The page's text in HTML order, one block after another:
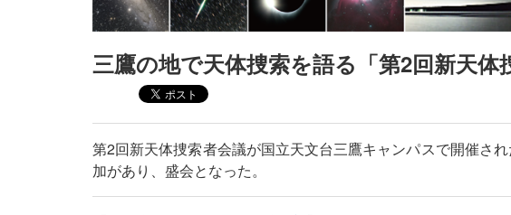
三鷹の地で天体捜索を語る「第2回新天体
第2回新天体捜索者会議が国立天文台三鷹キャンパスで開催さ
加があり、盛会となった。